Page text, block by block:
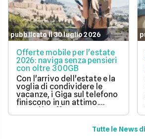
pubblicato il 30 luglio 2026
Offerte mobile per l'estate
2026: naviga senza pensieri
con oltre 300GB
Con l'arrivo dell'estate e la
voglia di condividere le
vacanze, i Giga sul telefono
finiscono in un attimo.
Scopri le offerte
telefoniche di luglio 2026
per navigare veloci in 5G
con tantissimi Giga eTutte le News